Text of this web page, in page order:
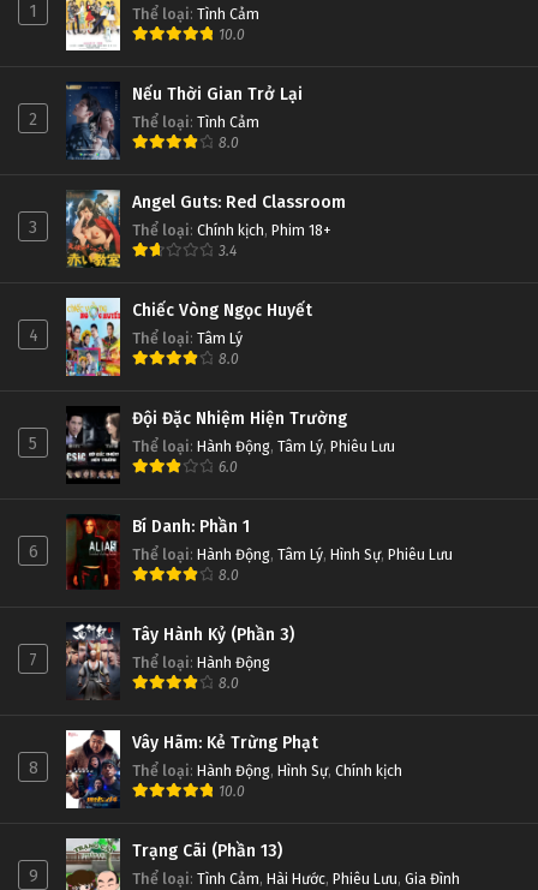
1 Thể loại: Tình Cảm
10.0
2
Nếu Thời Gian Trở Lại
Thể loại: Tình Cảm
8.0
3
Angel Guts: Red Classroom
Thể loại: Chính kịch, Phim 18+
3.4
4
Chiếc Vòng Ngọc Huyết
Thể loại: Tâm Lý
8.0
5
Đội Đặc Nhiệm Hiện Trường
Thể loại: Hành Động, Tâm Lý, Phiêu Lưu
6.0
6
Bí Danh: Phần 1
Thể loại: Hành Động, Tâm Lý, Hình Sự, Phiêu Lưu
8.0
7
Tây Hành Kỷ (Phần 3)
Thể loại: Hành Động
8.0
8
Vây Hãm: Kẻ Trừng Phạt
Thể loại: Hành Động, Hình Sự, Chính kịch
10.0
9
Trạng Cãi (Phần 13)
Thể loại: Tình Cảm, Hài Hước, Phiêu Lưu, Gia Đình